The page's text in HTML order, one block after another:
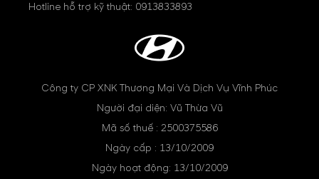
Hotline hỗ trợ kỹ thuật: 0913833893
Công ty CP XNK Thương Mại Và Dịch Vụ Vĩnh Phúc
Người đại diện: Vũ Thừa Vũ
Mã số thuế : 2500375586
Ngày cấp : 13/10/2009
Ngày hoạt động: 13/10/2009